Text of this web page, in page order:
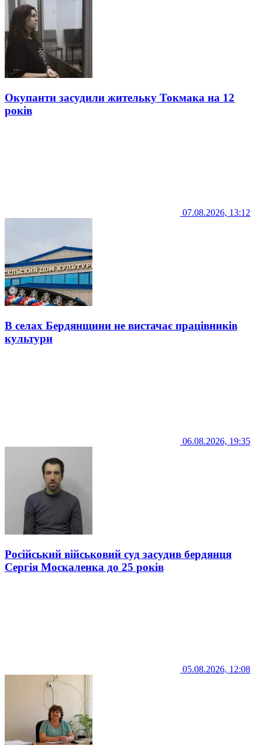
Окупанти засудили жительку Токмака на 12
років
07.08.2026, 13:12
В селах Бердянщини не вистачає працівників
культури
06.08.2026, 19:35
Російський військовий суд засудив бердянця
Сергія Москаленка до 25 років
05.08.2026, 12:08